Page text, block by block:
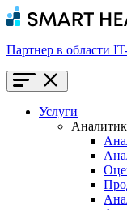
Партнер в области
Услуги